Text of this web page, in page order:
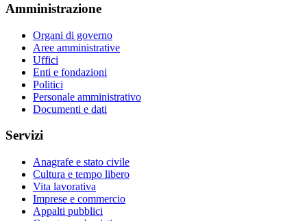
Amministrazione
Organi di governo
Aree amministrative
Uffici
Enti e fondazioni
Politici
Personale amministrativo
Documenti e dati
Servizi
Anagrafe e stato civile
Cultura e tempo libero
Vita lavorativa
Imprese e commercio
Appalti pubblici